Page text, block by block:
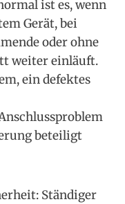
ist es, wenn
Gerät, bei
oder ohne
weiter einläuft.
ein defektes
beteiligt
Ständiger